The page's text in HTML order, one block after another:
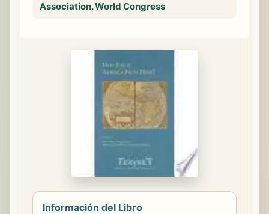
Association. World Congress
Información del Libro